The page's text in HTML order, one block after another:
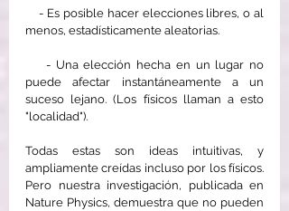
    - Es posible hacer elecciones libres, o al
menos, estadísticamente aleatorias.
puede afectar instantáneamente a un
suceso lejano. (Los físicos llaman a esto
"localidad").
Todas estas son ideas intuitivas, y
ampliamente creídas incluso por los físicos.
Pero nuestra investigación, publicada en
Nature Physics, demuestra que no pueden